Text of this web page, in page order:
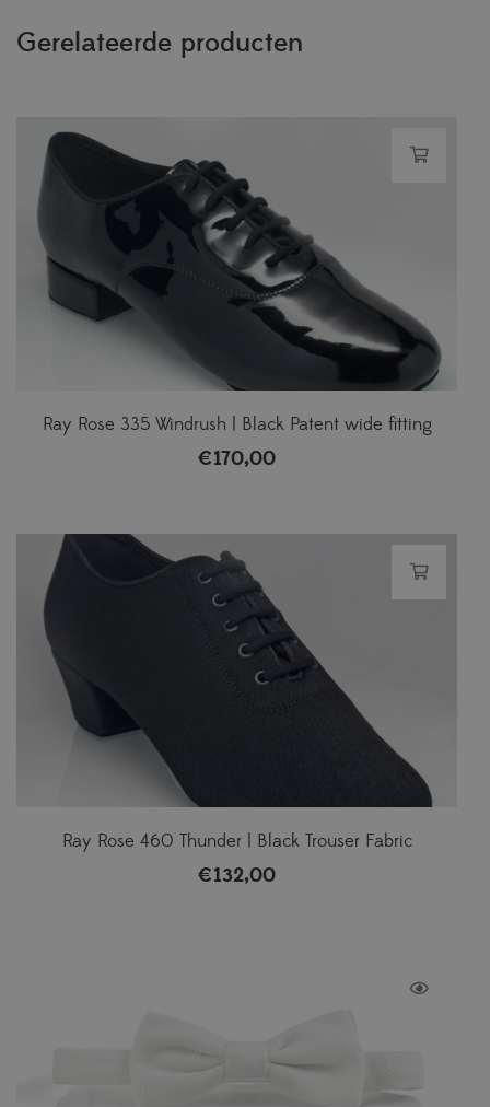
Gerelateerde producten
Ray Rose 335 Windrush | Black Patent wide fitting
€170,00
Ray Rose 460 Thunder | Black Trouser Fabric
€132,00